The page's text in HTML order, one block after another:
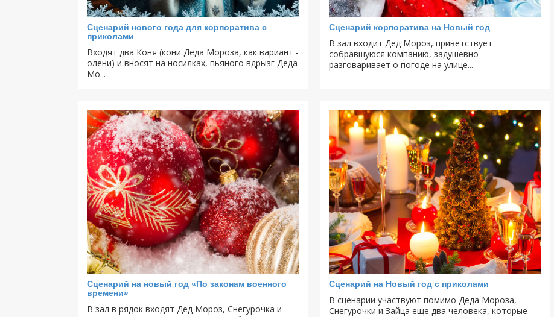
Сценарий нового года для корпоратива с
приколами
Входят два Коня (кони Деда Мороза, как вариант -
олени) и вносят на носилках, пьяного вдрызг Деда
Мо...
Сценарий корпоратива на Новый год
В зал входит Дед Мороз, приветствует
собравшуюся компанию, задушевно
разговаривает о погоде на улице...
Сценарий на новый год «По законам военного
времени»
В зал в рядок входят Дед Мороз, Снегурочка и
Сценарий на Новый год с приколами
В сценарии участвуют помимо Деда Мороза,
Снегурочки и Зайца еще два человека, которые